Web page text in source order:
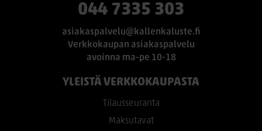
044 7335 303
asiakaspalvelu@kallenkaluste.fi
Verkkokaupan asiakaspalvelu
avoinna ma-pe 10-18
YLEISTÄ VERKKOKAUPASTA
Tilausseuranta
Maksutavat